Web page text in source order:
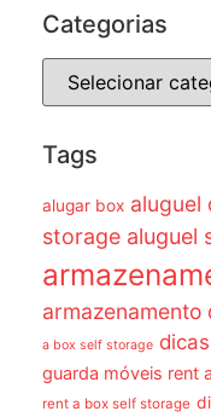
Categorias
Tags
alugar box aluguel
storage aluguel
a box self storage
guarda móveis rent
rent a box self storage